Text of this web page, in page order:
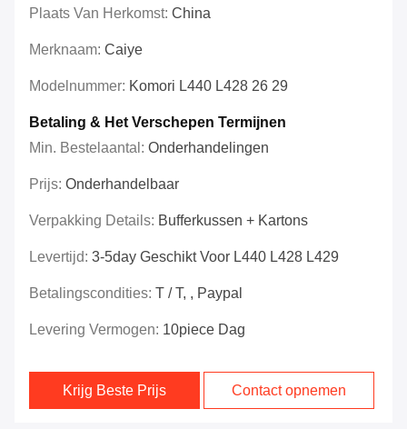
Plaats Van Herkomst: China
Merknaam: Caiye
Modelnummer: Komori L440 L428 26 29
Betaling & Het Verschepen Termijnen
Min. Bestelaantal: Onderhandelingen
Prijs: Onderhandelbaar
Verpakking Details: Bufferkussen + Kartons
Levertijd: 3-5day Geschikt Voor L440 L428 L429
Betalingscondities: T / T, , Paypal
Levering Vermogen: 10piece Dag
Krijg Beste Prijs Contact opnemen